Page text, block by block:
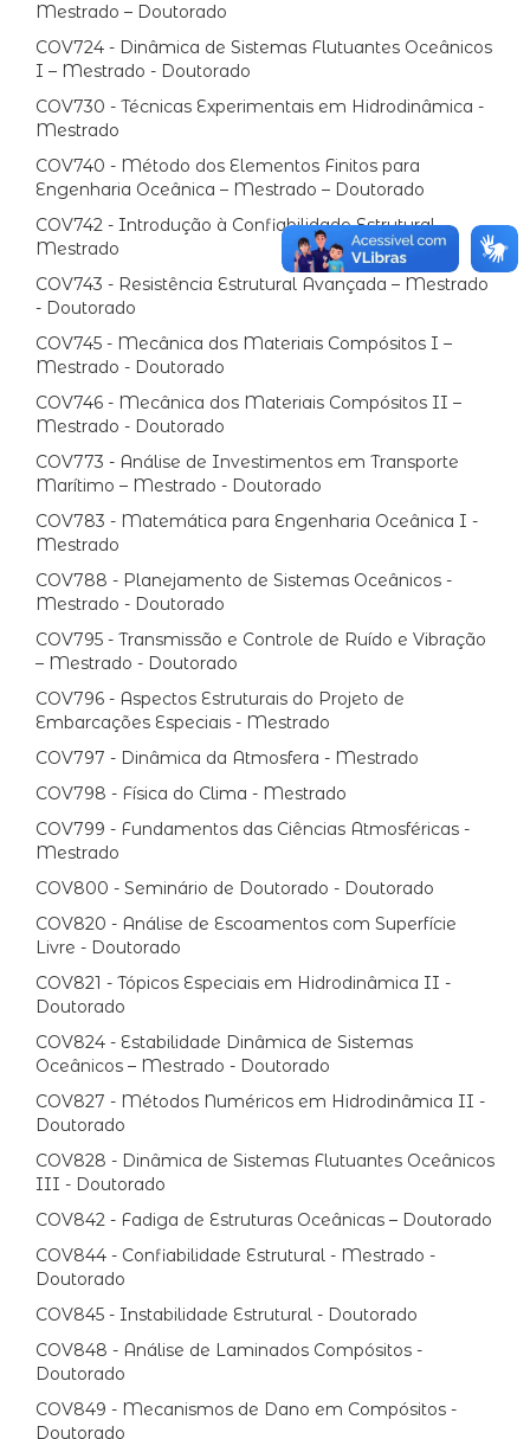
Mestrado – Doutorado
COV724 - Dinâmica de Sistemas Flutuantes Oceânicos
I – Mestrado - Doutorado
COV730 - Técnicas Experimentais em Hidrodinâmica -
Mestrado
COV740 - Método dos Elementos Finitos para
Engenharia Oceânica – Mestrado – Doutorado
COV742 - Introdução à Confiabilidade Estrutural -
Mestrado
COV743 - Resistência Estrutural Avançada – Mestrado
- Doutorado
COV745 - Mecânica dos Materiais Compósitos I –
Mestrado - Doutorado
COV746 - Mecânica dos Materiais Compósitos II –
Mestrado - Doutorado
COV773 - Análise de Investimentos em Transporte
Marítimo – Mestrado - Doutorado
COV783 - Matemática para Engenharia Oceânica I -
Mestrado
COV788 - Planejamento de Sistemas Oceânicos -
Mestrado - Doutorado
COV795 - Transmissão e Controle de Ruído e Vibração
– Mestrado - Doutorado
COV796 - Aspectos Estruturais do Projeto de
Embarcações Especiais - Mestrado
COV797 - Dinâmica da Atmosfera - Mestrado
COV798 - Física do Clima - Mestrado
COV799 - Fundamentos das Ciências Atmosféricas -
Mestrado
COV800 - Seminário de Doutorado - Doutorado
COV820 - Análise de Escoamentos com Superfície
Livre - Doutorado
COV821 - Tópicos Especiais em Hidrodinâmica II -
Doutorado
COV824 - Estabilidade Dinâmica de Sistemas
Oceânicos – Mestrado - Doutorado
COV827 - Métodos Numéricos em Hidrodinâmica II -
Doutorado
COV828 - Dinâmica de Sistemas Flutuantes Oceânicos
III - Doutorado
COV842 - Fadiga de Estruturas Oceânicas – Doutorado
COV844 - Confiabilidade Estrutural - Mestrado -
Doutorado
COV845 - Instabilidade Estrutural - Doutorado
COV848 - Análise de Laminados Compósitos -
Doutorado
COV849 - Mecanismos de Dano em Compósitos -
Doutorado